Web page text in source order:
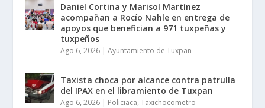
Daniel Cortina y Marisol Martínez
acompañan a Rocío Nahle en entrega de
apoyos que benefician a 971 tuxpeñas y
tuxpeños
Ago 6, 2026 |Ayuntamiento de Tuxpan
Taxista choca por alcance contra patrulla
del IPAX en el libramiento de Tuxpan
Ago 6, 2026 | Policiaca,Taxichocometro